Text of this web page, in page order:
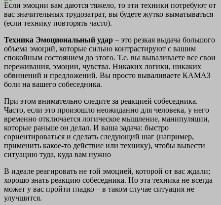
Если эмоции вам даются тяжело, то эти техники потребуют от
вас значительных трудозатрат, вы будете жутко выматываться
(если технику повторять часто).
Техника Эмоциональный удар – это резкая выдача большого
объема эмоций, которые сильно контрастируют с вашим
спокойным состоянием до этого. Т.е. вы вываливаете все свои
переживания, эмоции, чувства. Никаких логики, никаких
обвинений и предложений. Вы просто вываливаете КАМАЗ
боли на вашего собеседника.
При этом внимательно следите за реакцией собеседника.
Часто, если это произошло неожиданно для человека, у него
временно отключается логическое мышление, манипуляции,
которые раньше он делал. И ваша задача: быстро
сориентироваться и сделать следующий шаг (например,
применить какое-то действие или технику), чтобы вывести
ситуацию туда, куда вам нужно
В идеале реагировать не той эмоцией, которой от вас ждали;
хорошо знать реакцию собеседника. Но эта техника не всегда
может у вас пройти гладко – в таком случае ситуация не
улучшится.